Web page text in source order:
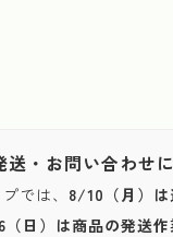
・お問い合わせ
では、 8/10（月）は
日）は商品の発送